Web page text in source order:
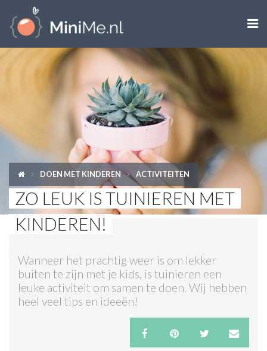

ZWANGER WORDEN
PEUTER
KIND
LIFESTYLE
SHOPS
ACTIES & KORTING
DOEN MET KINDEREN ACTIVITEITEN
ZO LEUK IS TUINIEREN MET
KINDEREN!
Wanneer het prachtig weer is om lekker
buiten te zijn met je kids, is tuinieren een
leuke activiteit om samen te doen. Wij hebben
heel veel tips en ideeën!